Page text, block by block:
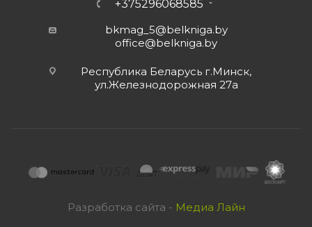
+375296068585
bkmag_5@belkniga.by
office@belkniga.by
Республика Беларусь г.Минск,
ул.Железнодорожная 27а
Разработка сайта - Медиа Лайн